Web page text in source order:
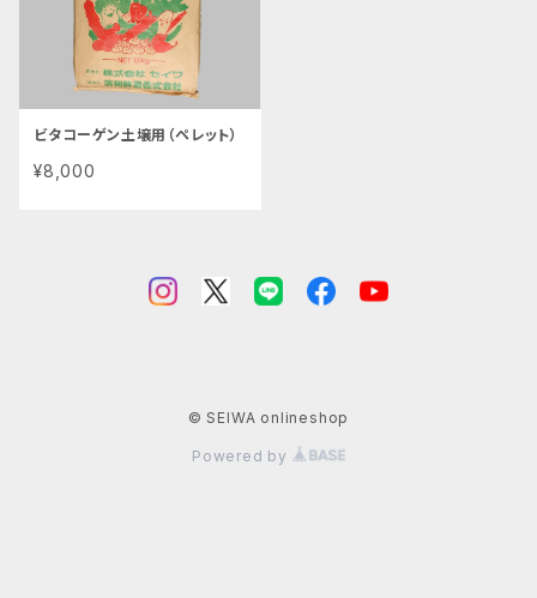
ビタコーゲン土壌用（ペレット）
¥8,000
© SEIWA onlineshop
Powered by